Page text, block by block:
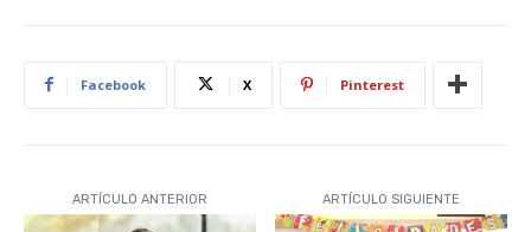
Facebook X Pinterest
ARTÍCULO ANTERIOR ARTÍCULO SIGUIENTE